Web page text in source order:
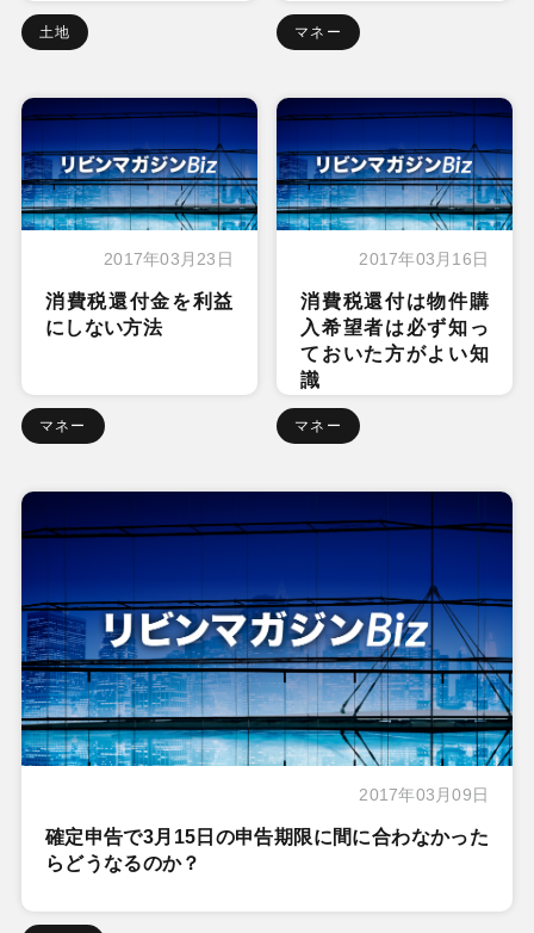
土地 マネー
2017年03月23日
消費税還付金を利益
にしない方法
マネー
2017年03月16日
消費税還付は物件購
入希望者は必ず知っ
ておいた方がよい知
識
マネー
2017年03月09日
確定申告で3月15日の申告期限に間に合わなかった
らどうなるのか？